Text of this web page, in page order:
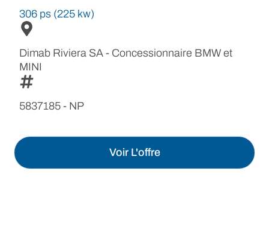
306 ps (225 kw)
Dimab Riviera SA - Concessionnaire BMW et
MINI
5837185 - NP
Voir L'offre